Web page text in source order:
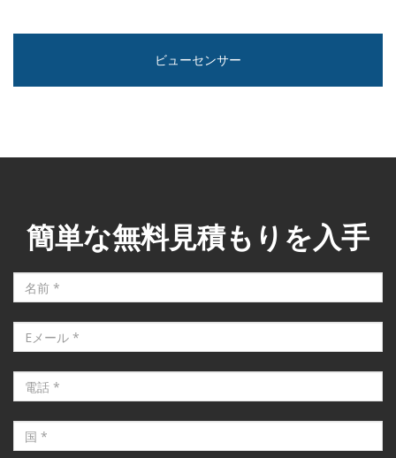
ビューセンサー
簡単な無料見積もりを入手